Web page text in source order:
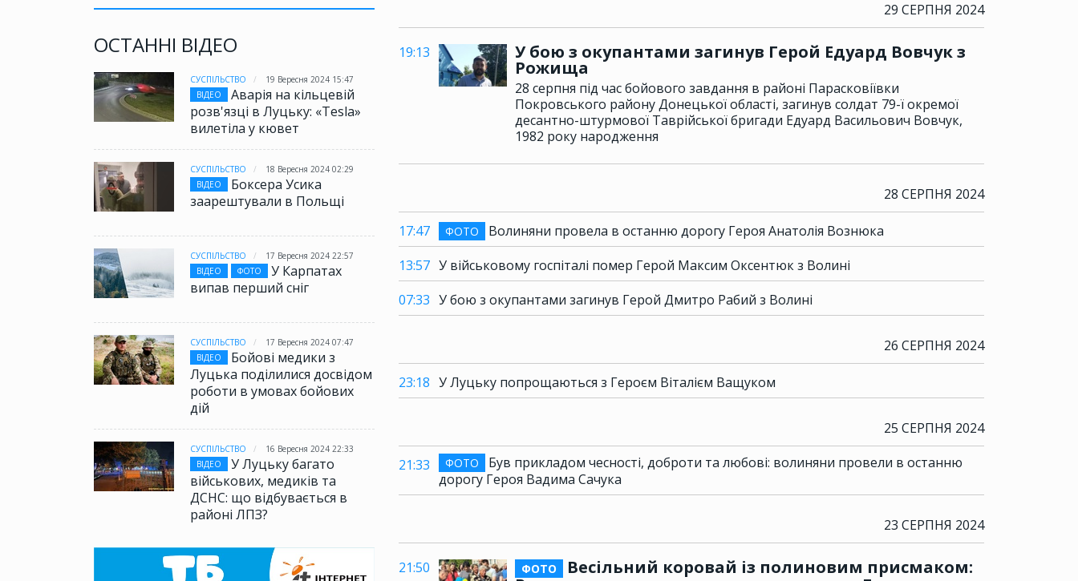
ОСТАННІ ВІДЕО
СУСПІЛЬСТВО
19 Вересня 2024 15:47
ВІДЕО
Аварія на кільцевій
розв'язці в Луцьку: «Tesla»
вилетіла у кювет
СУСПІЛЬСТВО
18 Вересня 2024 02:29
ВІДЕО
Боксера Усика
заарештували в Польщі
СУСПІЛЬСТВО
17 Вересня 2024 22:57
ВІДЕО
ФОТО
У Карпатах
випав перший сніг
СУСПІЛЬСТВО
17 Вересня 2024 07:47
ВІДЕО
Бойові медики з
Луцька поділилися досвідом
роботи в умовах бойових
дій
СУСПІЛЬСТВО
16 Вересня 2024 22:33
ВІДЕО
У Луцьку багато
військових, медиків та
ДСНС: що відбувається в
районі ЛПЗ?
29 СЕРПНЯ 2024
19:13 У бою з окупантами загинув Герой Едуард Вовчук з
Рожища
28 серпня під час бойового завдання в районі Парасковіївки
Покровського району Донецької області, загинув солдат 79-ї окремої
десантно-штурмової Таврійської бригади Едуард Васильович Вовчук,
1982 року народження
28 СЕРПНЯ 2024
17:47 ФОТО
Волиняни провела в останню дорогу Героя Анатолія Вознюка
13:57 У військовому госпіталі помер Герой Максим Оксентюк з Волині
07:33 У бою з окупантами загинув Герой Дмитро Рабий з Волині
26 СЕРПНЯ 2024
23:18 У Луцьку попрощаються з Героєм Віталієм Ващуком
25 СЕРПНЯ 2024
21:33 ФОТО
Був прикладом чесності, доброти та любові: волиняни провели в останню
дорогу Героя Вадима Сачука
23 СЕРПНЯ 2024
21:50 ФОТО
Весільний коровай із полиновим присмаком: